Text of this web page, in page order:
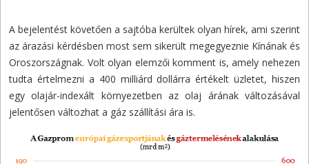
A bejelentést követően a sajtóba kerültek olyan hírek, ami szerint
az árazási kérdésben most sem sikerült megegyeznie Kínának és
Oroszországnak. Volt olyan elemzői komment is, amely nehezen
tudta értelmezni a 400 milliárd dollárra értékelt üzletet, hiszen
egy olajár-indexált környezetben az olaj árának változásával
jelentősen változhat a gáz szállítási ára is.